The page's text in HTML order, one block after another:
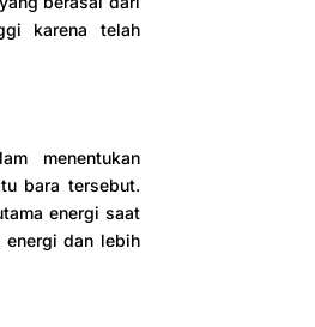
karena telah
menentukan
bara tersebut.
energi saat
energi dan lebih